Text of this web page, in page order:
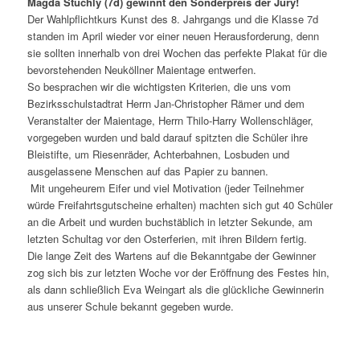
Der Wahlpflichtkurs Kunst des 8. Jahrgangs und die Klasse 7d
standen im April wieder vor einer neuen Herausforderung, denn
sie sollten innerhalb von drei Wochen das perfekte Plakat für die
bevorstehenden Neuköllner Maientage entwerfen.
So besprachen wir die wichtigsten Kriterien, die uns vom
Bezirksschulstadtrat Herrn Jan-Christopher Rämer und dem
Veranstalter der Maientage, Herrn Thilo-Harry Wollenschläger,
vorgegeben wurden und bald darauf spitzten die Schüler ihre
Bleistifte, um Riesenräder, Achterbahnen, Losbuden und
ausgelassene Menschen auf das Papier zu bannen.
Mit ungeheurem Eifer und viel Motivation (jeder Teilnehmer
würde Freifahrtsgutscheine erhalten) machten sich gut 40 Schüler
an die Arbeit und wurden buchstäblich in letzter Sekunde, am
letzten Schultag vor den Osterferien, mit ihren Bildern fertig.
Die lange Zeit des Wartens auf die Bekanntgabe der Gewinner
zog sich bis zur letzten Woche vor der Eröffnung des Festes hin,
als dann schließlich Eva Weingart als die glückliche Gewinnerin
aus unserer Schule bekannt gegeben wurde.